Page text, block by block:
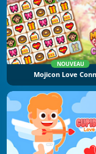
NOUVEAU
Mojicon Love